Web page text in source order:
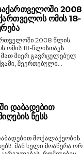
2008
ᲝᲛᲘᲡ 18-
2008 წლის
ომის 18-წლისთავს
შეერთებული...
ᲓᲐᲑᲐᲓᲔᲑᲘᲗ
ᲬᲔᲡᲡ
მოქალაქეობის
მან ხელი მოაწერა ორ